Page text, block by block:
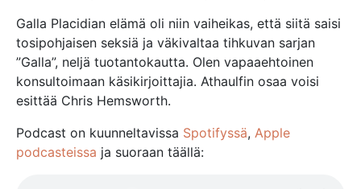
Galla Placidian elämä oli niin vaiheikas, että siitä saisi
tosipohjaisen seksiä ja väkivaltaa tihkuvan sarjan
”Galla”, neljä tuotantokautta. Olen vapaaehtoinen
konsultoimaan käsikirjoittajia. Athaulfin osaa voisi
esittää Chris Hemsworth.
Podcast on kuunneltavissa Spotifyssä, Apple
podcasteissa ja suoraan täällä: